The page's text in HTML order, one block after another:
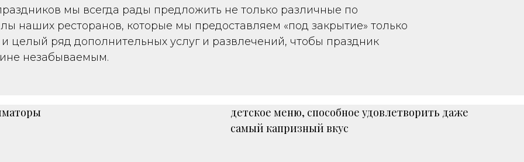
мы всегда рады предложить не только различные по
наших ресторанов, которые мы предоставляем «под закрытие» только
целый ряд дополнительных услуг и развлечений, чтобы праздник
незабываемым.
детское меню, способное удовлетворить даже
самый капризный вкус